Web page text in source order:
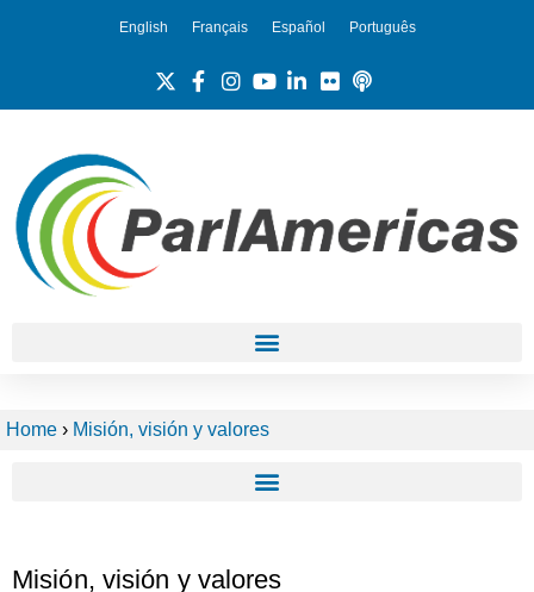
English Français Español Português
Home › Misión, visión y valores
Misión, visión y valores